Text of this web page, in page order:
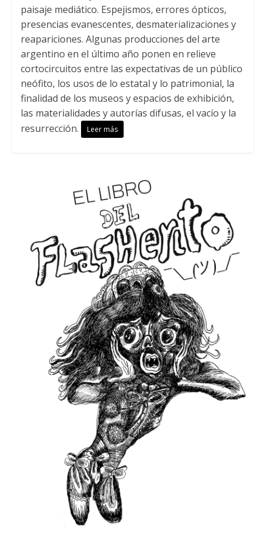
paisaje mediático. Espejismos, errores ópticos,
presencias evanescentes, desmaterializaciones y
reapariciones. Algunas producciones del arte
argentino en el último año ponen en relieve
cortocircuitos entre las expectativas de un público
neófito, los usos de lo estatal y lo patrimonial, la
finalidad de los museos y espacios de exhibición,
las materialidades y autorías difusas, el vacío y la
resurrección.
Leer más